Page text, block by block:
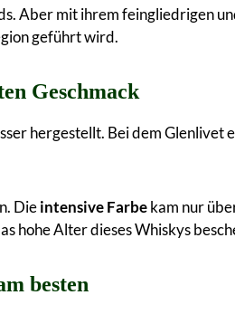
Aber mit ihrem feingliedrigen
geführt wird.
Geschmack
hergestellt. Bei dem Glenlivet
Dieintensive Farbekam nur
hohe Alter dieses Whiskys
besten